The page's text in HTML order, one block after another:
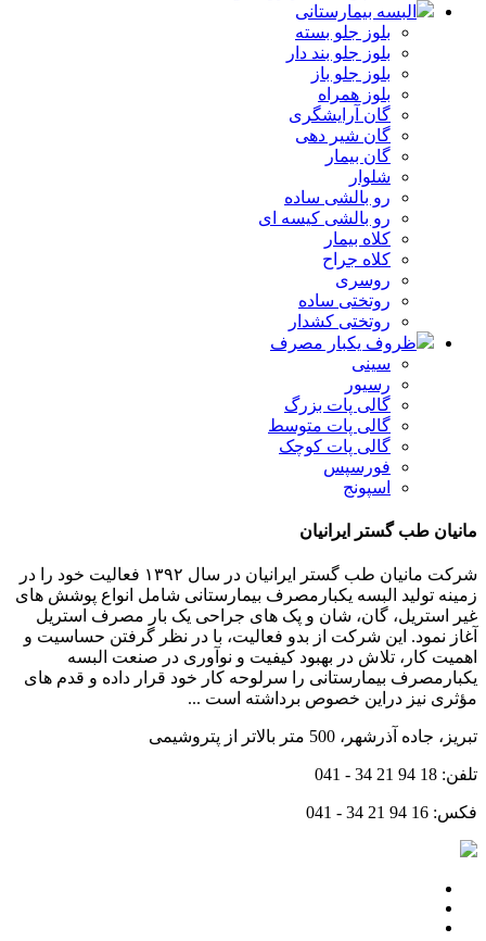
البسه بیمارستانی
بلوز جلو بسته
بلوز جلو بند دار
بلوز جلو باز
بلوز همراه
گان آرایشگری
گان شیر دهی
گان بیمار
شلوار
رو بالشی ساده
رو بالشی کیسه ای
کلاه بیمار
کلاه جراح
روسری
روتختی ساده
روتختی کشدار
ظروف یکبار مصرف
سینی
رسیور
گالی پات بزرگ
گالی پات متوسط
گالی پات کوچک
فورسپس
اسپونج
مانیان طب گستر ایرانیان
شرکت مانیان طب گستر ایرانیان در سال ۱۳۹۲ فعالیت خود را در
زمینه تولید البسه یکبارمصرف بیمارستانی شامل انواع پوشش های
غیر استریل، گان، شان و پک های جراحی یک بار مصرف استریل
آغاز نمود. این شرکت از بدو فعالیت، با در نظر گرفتن حساسیت و
اهمیت کار، تلاش در بهبود کیفیت و نوآوری در صنعت البسه
یکبارمصرف بیمارستانی را سرلوحه کار خود قرار داده و قدم های
مؤثری نیز دراین خصوص برداشته است ...
تبریز، جاده آذرشهر، 500 متر بالاتر از پتروشیمی
تلفن: 041 - 34 21 94 18
فکس: 041 - 34 21 94 16